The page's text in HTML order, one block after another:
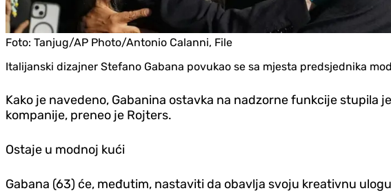
Foto: Tanjug/AP Photo/Antonio Calanni, File
Italijanski dizajner Stefano Gabana povukao se sa mjesta predsjednika
Kako je navedeno, Gabanina ostavka na nadzorne funkcije
kompanije, preneo je Rojters.
Ostaje u modnoj kući
Gabana (63) će, međutim, nastaviti da obavlja svoju kreativnu